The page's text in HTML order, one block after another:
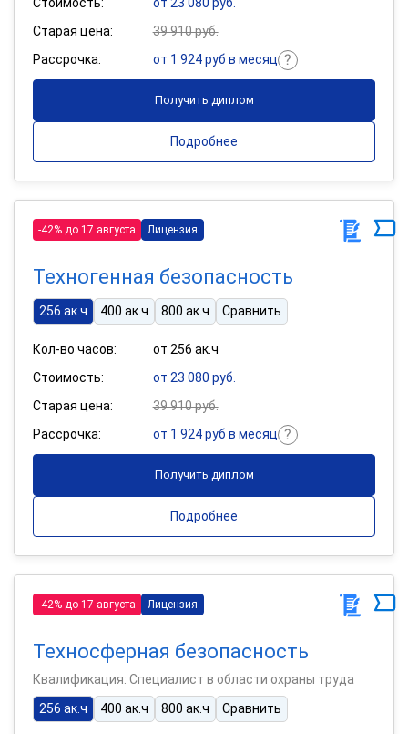
Старая цена:
39 910 руб.
Рассрочка:
от 1 924 руб в месяц
Получить диплом
Подробнее
-42% до 17 августа Лицензия
Техногенная безопасность
256 ак.ч 400 ак.ч 800 ак.ч Сравнить
Кол-во часов:
от 256 ак.ч
Стоимость:
от 23 080 руб.
Старая цена:
39 910 руб.
Рассрочка:
от 1 924 руб в месяц
Получить диплом
Подробнее
-42% до 17 августа Лицензия
Техносферная безопасность
Квалификация: Специалист в области охраны труда
256 ак.ч
400 ак.ч 800 ак.ч Сравнить